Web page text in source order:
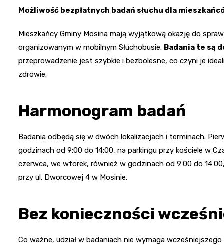
Możliwość bezpłatnych badań słuchu dla
Mieszkańcy Gminy Mosina mają wyjątkową okazję do
organizowanym w mobilnym Słuchobusie. Badania te są
przeprowadzenie jest szybkie i bezbolesne, co czyni je
zdrowie.
Harmonogram badań
Badania odbędą się w dwóch lokalizacjach i terminach.
godzinach od 9:00 do 14:00, na parkingu przy kościele w
czerwca, we wtorek, również w godzinach od 9:00 do
przy ul. Dworcowej 4 w Mosinie.
Bez konieczności
Co ważne, udział w badaniach nie wymaga